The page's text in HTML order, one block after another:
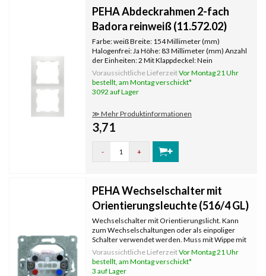
PEHA Abdeckrahmen 2-fach
Badora reinweiß (11.572.02)
Farbe: weiß Breite: 154 Millimeter (mm)
Halogenfrei: Ja Höhe: 83 Millimeter (mm) Anzahl
der Einheiten: 2 Mit Klappdeckel: Nein
Oberflächenschutz: unbehandelt
Textfeld/Beschriftungsfläche: Nein
Werkstoffgüte: Thermoplast Werkstoff:
Kunststoff Befesti
Voraussichtliche LieferzeitVor Montag 21 Uhr
bestellt, am Montag verschickt*
3092 auf Lager
≫ Mehr Produktinformationen
3,71
- +
PEHA Wechselschalter mit
Orientierungsleuchte (516/4 GL)
Wechselschalter mit Orientierungslicht. Kann
zum Wechselschaltungen oder als einpoliger
Schalter verwendet werden. Muss mit Wippe mit
Kontrollfenster und Abdeckrahmen komplettiert
werden, die separat bestellt werden. Mit
Krallenbefestigung.
Voraussichtliche LieferzeitVor Montag 21 Uhr
bestellt, am Montag verschickt*
3 auf Lager